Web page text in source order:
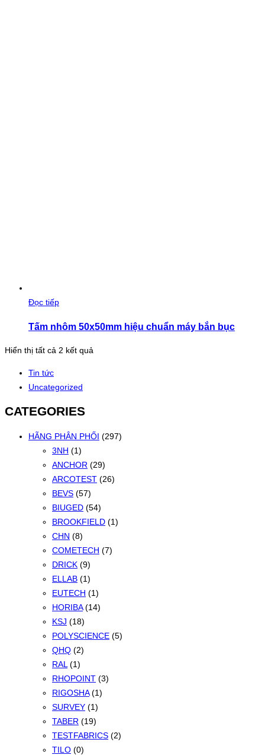
Đọc tiếp
Tấm nhôm 50x50mm hiệu chuẩn máy bắn bục
Hiển thị tất cả 2 kết quả
Tin tức
Uncategorized
CATEGORIES
HÃNG PHÂN PHỐI (297)
3NH (1)
ANCHOR (29)
ARCOTEST (26)
BEVS (57)
BIUGED (54)
BROOKFIELD (1)
CHN (8)
COMETECH (7)
DRICK (9)
ELLAB (1)
EUTECH (1)
HORIBA (14)
KSJ (18)
POLYSCIENCE (5)
QHQ (2)
RAL (1)
RHOPOINT (3)
RIGOSHA (1)
SURVEY (1)
TABER (19)
TESTFABRICS (2)
TILO (0)